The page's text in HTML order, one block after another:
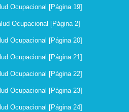
Ocupacional [Página 19]
Ocupacional [Página 2]
Ocupacional [Página 20]
Ocupacional [Página 21]
Ocupacional [Página 22]
Ocupacional [Página 23]
Ocupacional [Página 24]